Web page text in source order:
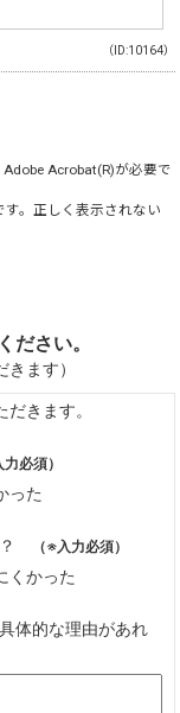
（ID:10164）
Adobe Acrobat(R)が必要で
す。正しく表示されない